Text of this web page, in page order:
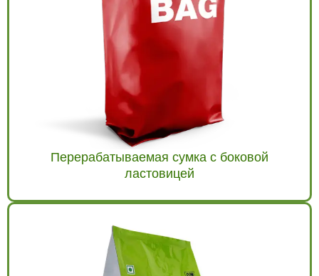
Перерабатываемая сумка с боковой
ластовицей